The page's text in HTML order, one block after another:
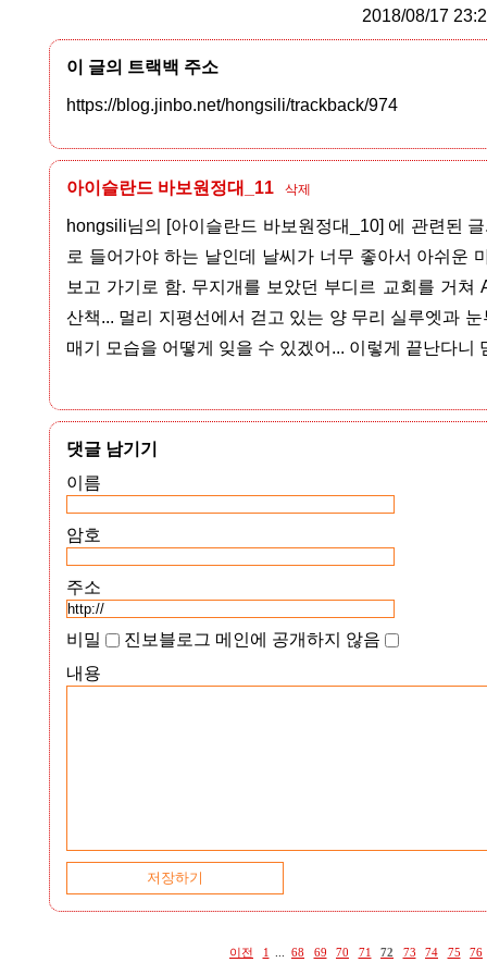
2018/08/17
이 글의 트랙백 주소
https://blog.jinbo.net/hongsili/trackback/974
아이슬란드 바보원정대_11 삭제
hongsili님의 [아이슬란드 바보원정대_10] 에 관련된
로 들어가야 하는 날인데 날씨가 너무 좋아서 아쉬운
보고 가기로 함. 무지개를 보았던 부디르 교회를 거쳐
산책... 멀리 지평선에서 걷고 있는 양 무리 실루엣과
매기 모습을 어떻게 잊을 수 있겠어... 이렇게 끝난다니
댓글 남기기
이름
암호
주소
비밀
진보블로그 메인에 공개하지 않음
내용
이전 1 68 69 70 71 72 73 74 75 76